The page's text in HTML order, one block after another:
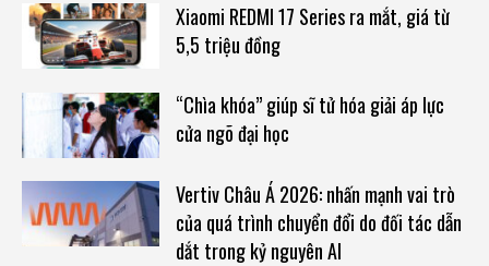
Xiaomi REDMI 17 Series ra mắt, giá từ
5,5 triệu đồng
“Chìa khóa” giúp sĩ tử hóa giải áp lực
cửa ngõ đại học
Vertiv Châu Á 2026: nhấn mạnh vai trò
của quá trình chuyển đổi do đối tác dẫn
dắt trong kỷ nguyên AI